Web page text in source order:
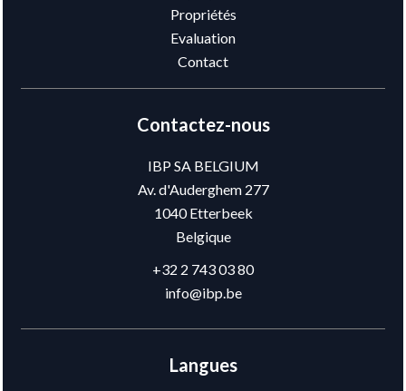
Propriétés
Evaluation
Contact
Contactez-nous
IBP SA BELGIUM
Av. d'Auderghem 277
1040Etterbeek
Belgique
+32 2 743 03 80
info@ibp.be
Langues